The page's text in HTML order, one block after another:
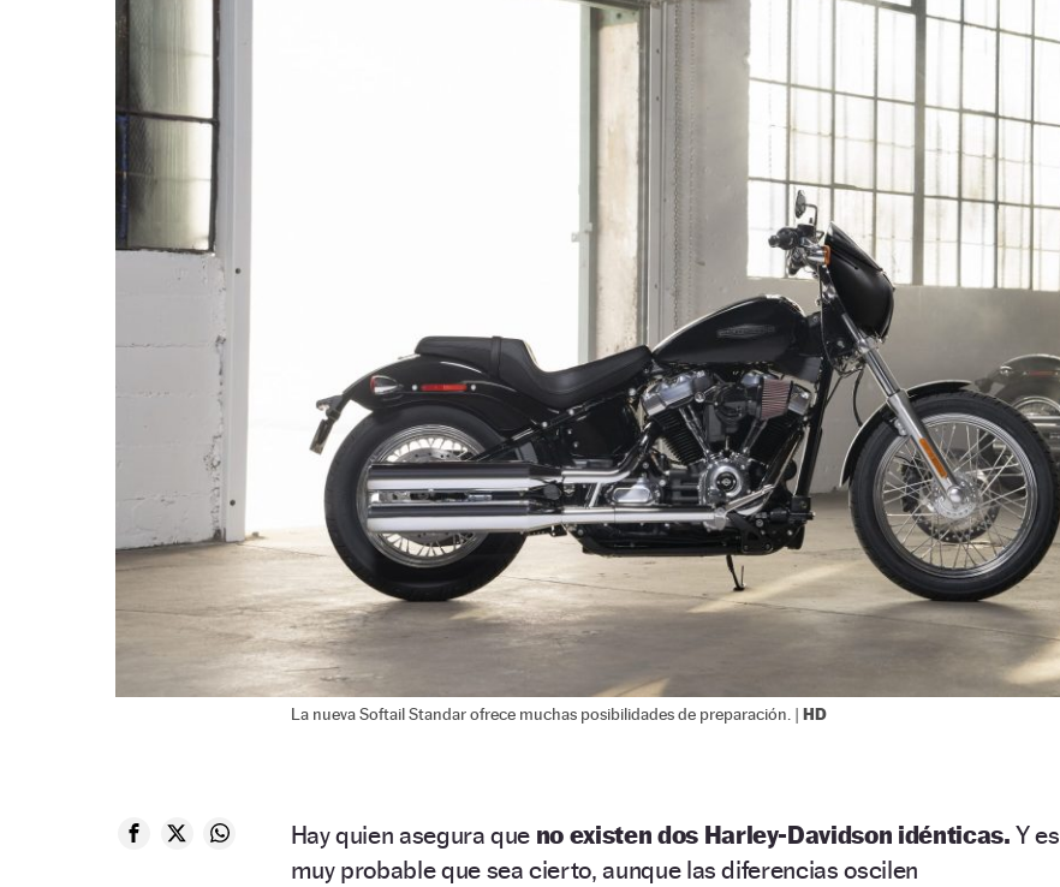
La nueva Softail Standar ofrece muchas posibilidades de preparación. | HD
Hay quien asegura que no existen dos Harley-Davidson idénticas. Y es
muy probable que sea cierto, aunque las diferencias oscilen